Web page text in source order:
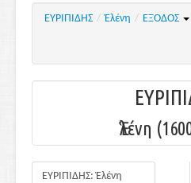
ΕΥΡΙΠΙΔΗΣ / Ἑλένη / ΕΞΟΔΟΣ
Ἑλένη
ΕΥΡΙΠΙΔΗΣ: Ἑλένη